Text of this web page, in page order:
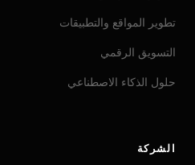
تطوير المواقع والتطبيقات
التسويق الرقمي
حلول الذكاء الاصطناعي
الشركة